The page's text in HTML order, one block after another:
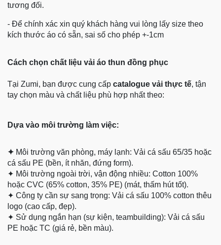
tương đối.
- Để chính xác xin quý khách hàng vui lòng lấy size theo
kích thước áo có sẵn, sai số cho phép +-1cm
Cách chọn chất liệu vải áo thun đồng phục
Tại Zumi, bạn được cung cấp catalogue vải thực tế, tận
tay chọn màu và chất liệu phù hợp nhất theo:
Dựa vào môi trường làm việc:
✦ Môi trường văn phòng, máy lạnh: Vải cá sấu 65/35 hoặc
cá sấu PE (bền, ít nhăn, đứng form).
✦ Môi trường ngoài trời, vận động nhiều: Cotton 100%
hoặc CVC (65% cotton, 35% PE) (mát, thấm hút tốt).
✦ Công ty cần sự sang trọng: Vải cá sấu 100% cotton thêu
logo (cao cấp, đẹp).
✦ Sử dụng ngắn hạn (sự kiện, teambuilding): Vải cá sấu
PE hoặc TC (giá rẻ, bền màu).